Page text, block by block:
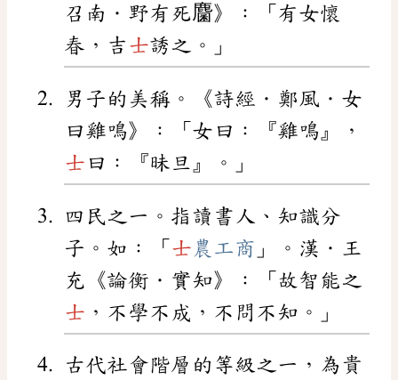
召南．野有死麕》：「有女懷
春，吉 士誘之。」
男子的美稱。《詩經．鄭風．女
曰雞鳴》：「女曰：『雞鳴』，
士 曰：『昧旦』。」
四民之一。指讀書人、知識分
子。如：「 士 農工商 」。漢．王
充《論衡．實知》：「故智能之
士 ，不學不成，不問不知。」
古代社會階層的等級之一，為貴